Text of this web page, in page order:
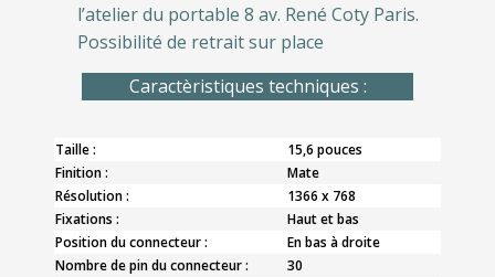
l’atelier du portable 8 av. René Coty Paris.
Possibilité de retrait sur place
Caractèristiques techniques :
Taille :
15,6 pouces
Finition :
Mate
Résolution :
1366 x 768
Fixations :
Haut et bas
Position du connecteur :
En bas à droite
Nombre de pin du connecteur :
30